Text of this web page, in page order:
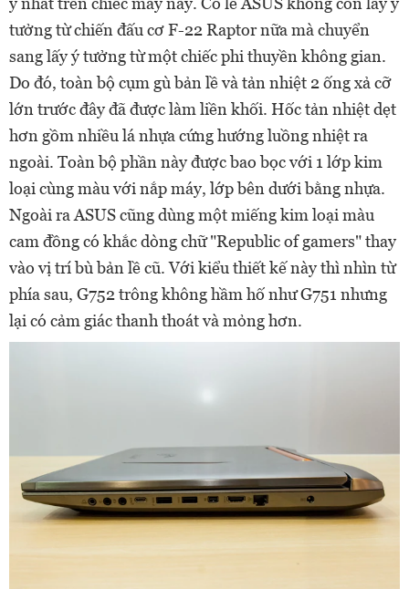
tưởng từ chiến đấu cơ F-22 Raptor nữa mà chuyển
sang lấy ý tưởng từ một chiếc phi thuyền không gian.
Do đó, toàn bộ cụm gù bản lề và tản nhiệt 2 ống xả cỡ
lớn trước đây đã được làm liền khối. Hốc tản nhiệt dẹt
hơn gồm nhiều lá nhựa cứng hướng luồng nhiệt ra
ngoài. Toàn bộ phần này được bao bọc với 1 lớp kim
loại cùng màu với nắp máy, lớp bên dưới bằng nhựa.
Ngoài ra ASUS cũng dùng một miếng kim loại màu
cam đồng có khắc dòng chữ "Republic of gamers" thay
vào vị trí bù bản lề cũ. Với kiểu thiết kế này thì nhìn từ
phía sau, G752 trông không hầm hố như G751 nhưng
lại có cảm giác thanh thoát và mỏng hơn.​